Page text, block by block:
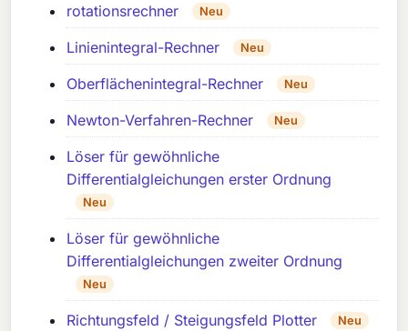
rotationsrechner Neu
Linienintegral-Rechner Neu
Oberflächenintegral-Rechner Neu
Newton-Verfahren-Rechner Neu
Löser für gewöhnliche
Differentialgleichungen erster Ordnung
Neu
Löser für gewöhnliche
Differentialgleichungen zweiter Ordnung
Neu
Richtungsfeld / Steigungsfeld Plotter Neu